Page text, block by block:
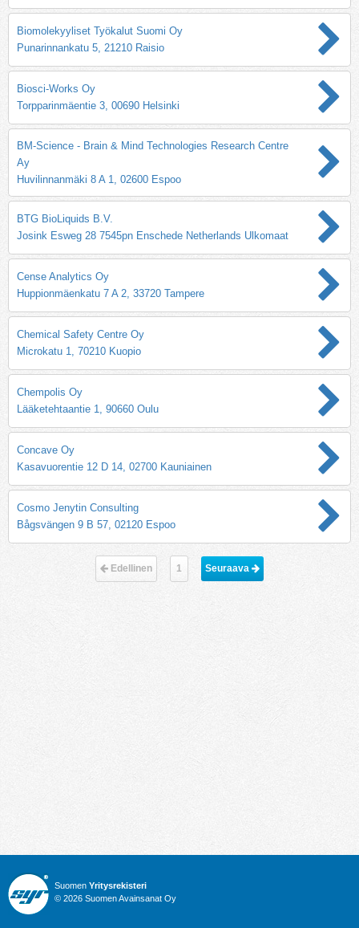
Biomolekyyliset Työkalut Suomi Oy
Punarinnankatu 5, 21210 Raisio
Biosci-Works Oy
Torpparinmäentie 3, 00690 Helsinki
BM-Science - Brain & Mind Technologies Research Centre
Ay
Huvilinnanmäki 8 A 1, 02600 Espoo
BTG BioLiquids B.V.
Josink Esweg 28 7545pn Enschede Netherlands Ulkomaat
Cense Analytics Oy
Huppionmäenkatu 7 A 2, 33720 Tampere
Chemical Safety Centre Oy
Microkatu 1, 70210 Kuopio
Chempolis Oy
Lääketehtaantie 1, 90660 Oulu
Concave Oy
Kasavuorentie 12 D 14, 02700 Kauniainen
Cosmo Jenytin Consulting
Bågsvängen 9 B 57, 02120 Espoo
Edellinen 1 Seuraava
Suomen Yritysrekisteri
© 2026 Suomen Avainsanat Oy